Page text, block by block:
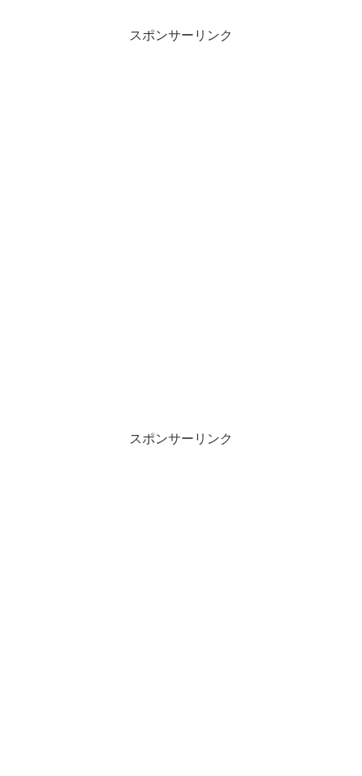
スポンサーリンク
スポンサーリンク